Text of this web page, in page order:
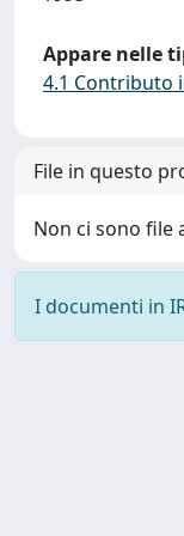
Appare nelle
4.1 Contributo
File in questo
Non ci sono file
I documenti in